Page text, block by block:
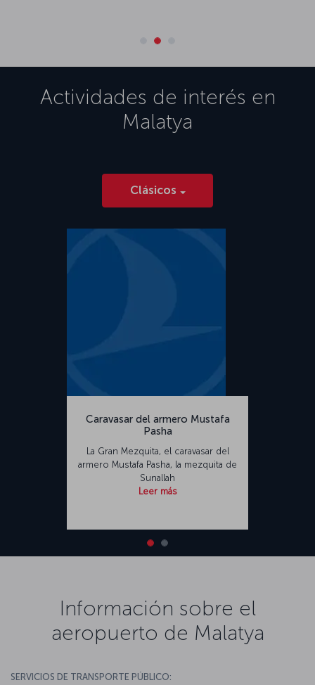
Actividades de interés en
Malatya
Clásicos
Caravasar del armero Mustafa
Pasha
La Gran Mezquita, el caravasar del
armero Mustafa Pasha, la mezquita de
Sunallah
Leer más
Información sobre el
aeropuerto de Malatya
SERVICIOS DE TRANSPORTE PÚBLICO: